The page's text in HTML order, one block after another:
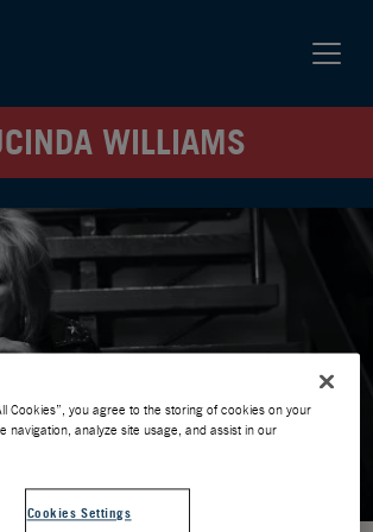
WILLIAMS
Cookies”, you agree to the storing of cookies on your
navigation, analyze site usage, and assist in our
Cookies Settings